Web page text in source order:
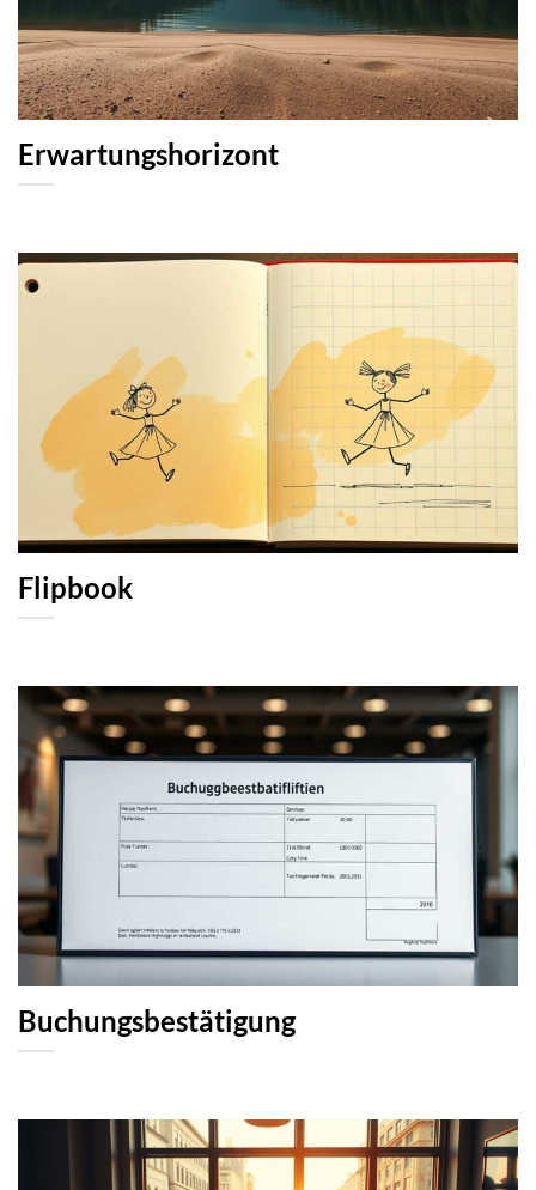
Erwartungshorizont
Flipbook
Buchungsbestätigung